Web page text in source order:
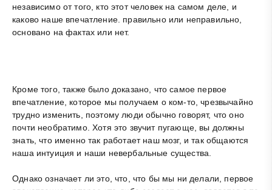
независимо от того, кто этот человек на самом деле, и
каково наше впечатление. правильно или неправильно,
основано на фактах или нет.
Кроме того, также было доказано, что самое первое
впечатление, которое мы получаем о ком-то, чрезвычайно
трудно изменить, поэтому люди обычно говорят, что оно
почти необратимо. Хотя это звучит пугающе, вы должны
знать, что именно так работает наш мозг, и так общаются
наша интуиция и наши невербальные существа.
Однако означает ли это, что, что бы мы ни делали, первое